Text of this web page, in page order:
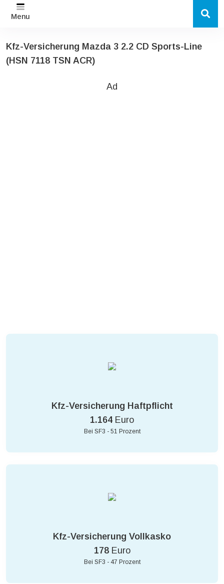
Menu
Kfz-Versicherung Mazda 3 2.2 CD Sports-Line
(HSN 7118 TSN ACR)
Ad
Kfz-Versicherung Haftpflicht
1.164 Euro
Bei SF3 - 51 Prozent
Kfz-Versicherung Vollkasko
178Euro
Bei SF3 - 47 Prozent